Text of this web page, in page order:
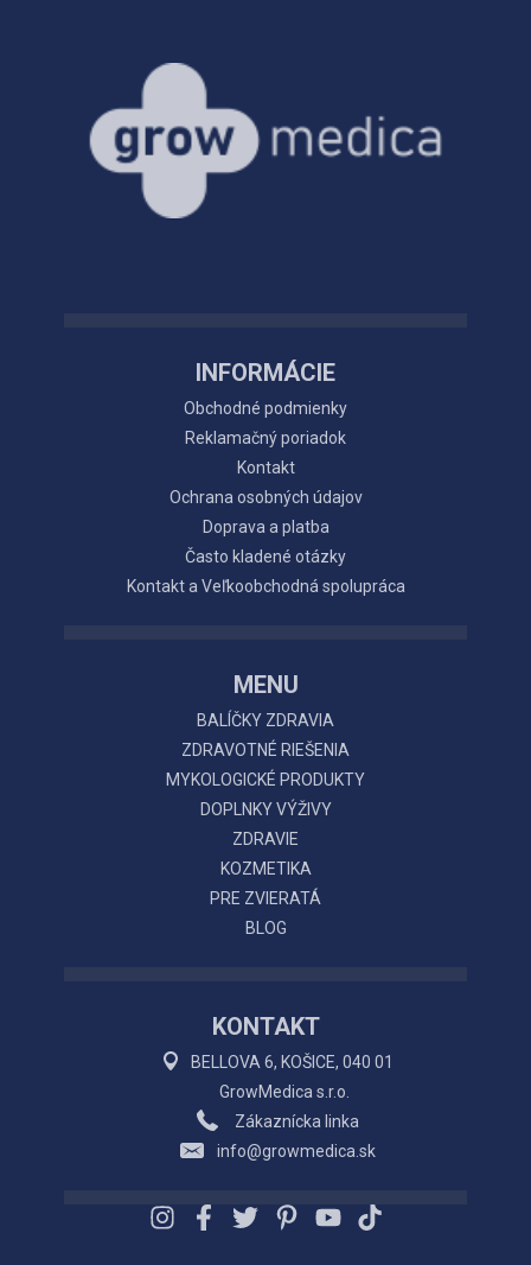
INFORMÁCIE
Obchodné podmienky
Reklamačný poriadok
Kontakt
Ochrana osobných údajov
Doprava a platba
Často kladené otázky
Kontakt a Veľkoobchodná spolupráca
MENU
BALÍČKY ZDRAVIA
ZDRAVOTNÉ RIEŠENIA
MYKOLOGICKÉ PRODUKTY
DOPLNKY VÝŽIVY
ZDRAVIE
KOZMETIKA
PRE ZVIERATÁ
BLOG
KONTAKT
BELLOVA 6, KOŠICE, 040 01
GrowMedica s.r.o.
Zákaznícka linka
info@growmedica.sk